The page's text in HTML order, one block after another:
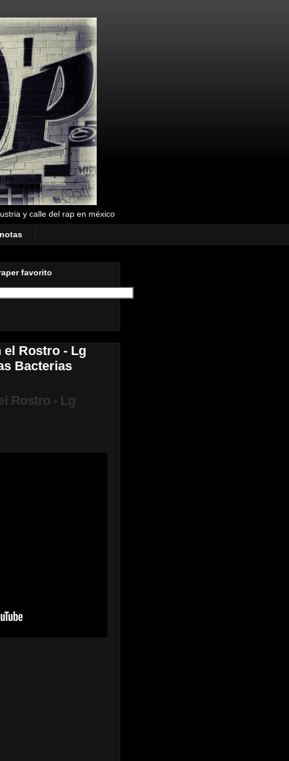
y calle del rap en méxico
favorito
el Rostro - Lg
Bacterias
Rostro - Lg